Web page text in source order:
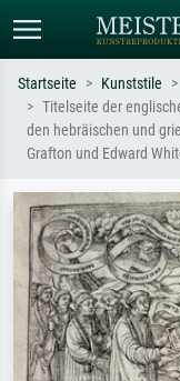
Suchen Sie nach
Sternennacht,
Hokusai, Akt.
Startseite Kunststile
Titelseite der
den hebräischen und
Grafton und Edward